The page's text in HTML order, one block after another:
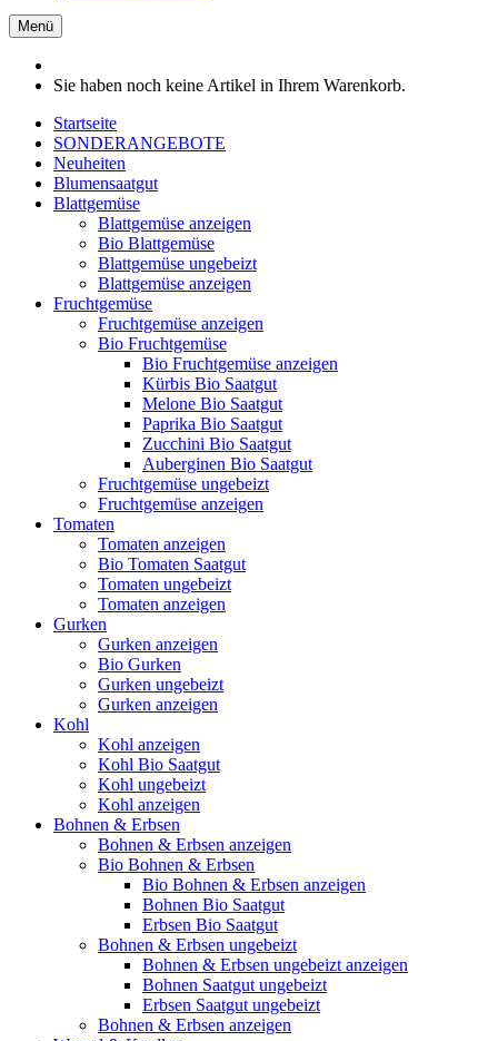
Menü
Sie haben noch keine Artikel in Ihrem Warenkorb.
Startseite
SONDERANGEBOTE
Neuheiten
Blumensaatgut
Blattgemüse
Blattgemüse anzeigen
Bio Blattgemüse
Blattgemüse ungebeizt
Blattgemüse anzeigen
Fruchtgemüse
Fruchtgemüse anzeigen
Bio Fruchtgemüse
Bio Fruchtgemüse anzeigen
Kürbis Bio Saatgut
Melone Bio Saatgut
Paprika Bio Saatgut
Zucchini Bio Saatgut
Auberginen Bio Saatgut
Fruchtgemüse ungebeizt
Fruchtgemüse anzeigen
Tomaten
Tomaten anzeigen
Bio Tomaten Saatgut
Tomaten ungebeizt
Tomaten anzeigen
Gurken
Gurken anzeigen
Bio Gurken
Gurken ungebeizt
Gurken anzeigen
Kohl
Kohl anzeigen
Kohl Bio Saatgut
Kohl ungebeizt
Kohl anzeigen
Bohnen & Erbsen
Bohnen & Erbsen anzeigen
Bio Bohnen & Erbsen
Bio Bohnen & Erbsen anzeigen
Bohnen Bio Saatgut
Erbsen Bio Saatgut
Bohnen & Erbsen ungebeizt
Bohnen & Erbsen ungebeizt anzeigen
Bohnen Saatgut ungebeizt
Erbsen Saatgut ungebeizt
Bohnen & Erbsen anzeigen